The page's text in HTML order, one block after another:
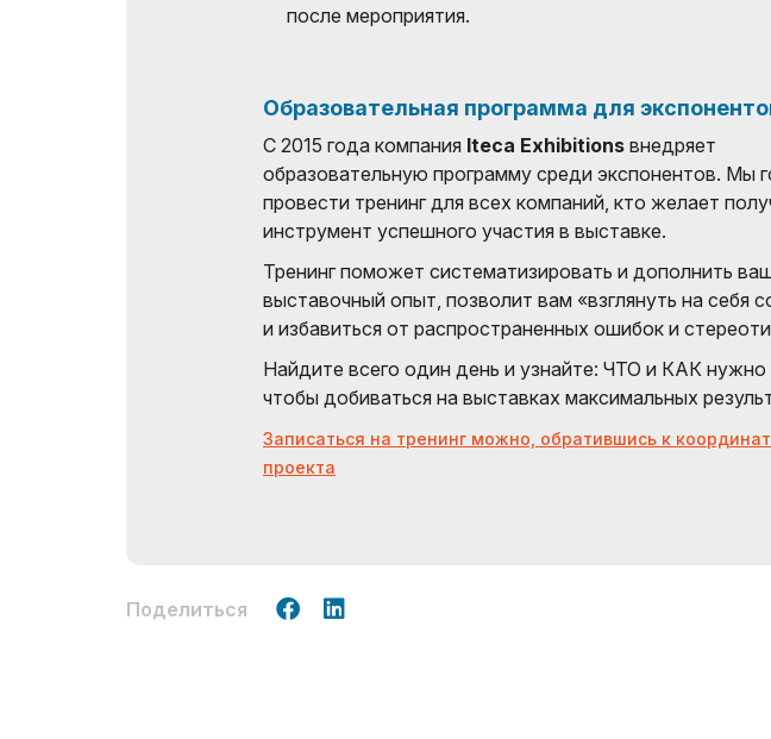
после мероприятия.
Образовательная программа для
С 2015 года компания Iteca Exhibitions внедряет
образовательную программу среди экспонентов. Мы
провести тренинг для всех компаний, кто желает
инструмент успешного участия в выставке.
Тренинг поможет систематизировать и дополнить
выставочный опыт, позволит вам «взглянуть на себя
и избавиться от распространенных ошибок и
Найдите всего один день и узнайте: ЧТО и КАК нужно
чтобы добиваться на выставках максимальных
Записаться на тренинг можно, обратившись к
проекта
Поделиться